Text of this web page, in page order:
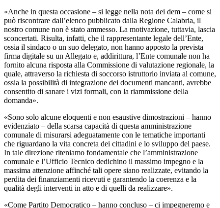
«Anche in questa occasione – si legge nella nota dei dem – come si
può riscontrare dall’elenco pubblicato dalla Regione Calabria, il
nostro comune non è stato ammesso. La motivazione, tuttavia, lascia
sconcertati. Risulta, infatti, che il rappresentante legale dell’Ente,
ossia il sindaco o un suo delegato, non hanno apposto la prevista
firma digitale su un Allegato e, addirittura, l’Ente comunale non ha
fornito alcuna risposta alla Commissione di valutazione regionale, la
quale, attraverso la richiesta di soccorso istruttorio inviata al comune,
ossia la possibilità di integrazione dei documenti mancanti, avrebbe
consentito di sanare i vizi formali, con la riammissione della
domanda».
«Sono solo alcune eloquenti e non esaustive dimostrazioni – hanno
evidenziato – della scarsa capacità di questa amministrazione
comunale di misurarsi adeguatamente con le tematiche importanti
che riguardano la vita concreta dei cittadini e lo sviluppo del paese.
In tale direzione riteniamo fondamentale che l’amministrazione
comunale e l’Ufficio Tecnico dedichino il massimo impegno e la
massima attenzione affinché tali opere siano realizzate, evitando la
perdita dei finanziamenti ricevuti e garantendo la coerenza e la
qualità degli interventi in atto e di quelli da realizzare».
«Come Partito Democratico – hanno concluso – ci impegneremo e